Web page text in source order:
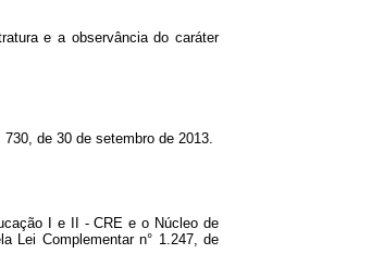
e a observância do caráter
de 30 de setembro de 2013.
I e II - CRE e o Núcleo de
Lei Complementar n° 1.247, de